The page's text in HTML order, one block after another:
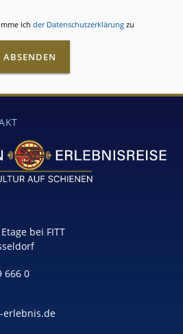
ich der Datenschutzerklärungzu
bei FITT
666 0
erlebnis.de